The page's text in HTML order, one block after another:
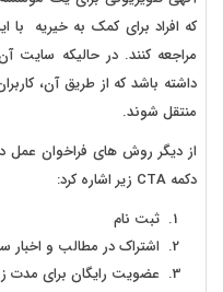
که افراد برای کمک به خیریه
مراجعه کنند. در حالیکه سایت
داشته باشد که از طریق آن،
منتقل شوند.
از دیگر روش های فراخوان
دکمه CTA زیر اشاره کرد:
ثبت ‌نام
اشتراک در مطالب و اخبار
عضویت رایگان برای